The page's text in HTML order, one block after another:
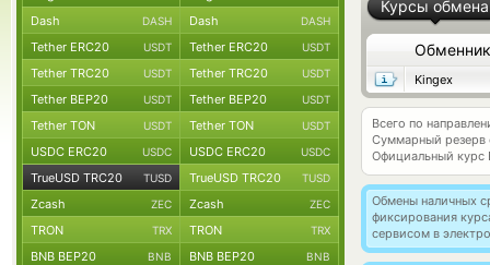
Курсы обмена
Обменник
Kingex
Всего по
Суммарный резерв
Официальный курс
Обмены наличных
фиксирования
сервисом в
Dash DASH Dash DASH
Tether ERC20 USDT Tether ERC20 USDT
Tether TRC20 USDT Tether TRC20 USDT
Tether BEP20 USDT Tether BEP20 USDT
Tether TON USDT Tether TON USDT
USDC ERC20 USDC USDC ERC20 USDC
TrueUSD TRC20 TUSD TrueUSD TRC20 TUSD
Zcash ZEC Zcash ZEC
TRON TRX TRON TRX
BNB BEP20 BNB BNB BEP20 BNB